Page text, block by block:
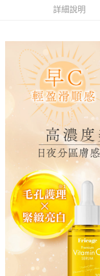
時審查核予不同之上限額度；
付款後寶雅門市自取(由倉庫
詳細說明